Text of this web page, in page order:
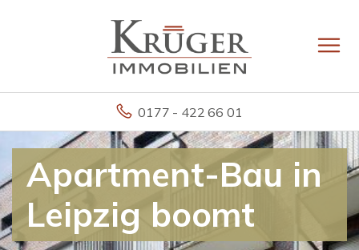
0177 - 422 66 01
Apartment-Bau in
Leipzig boomt